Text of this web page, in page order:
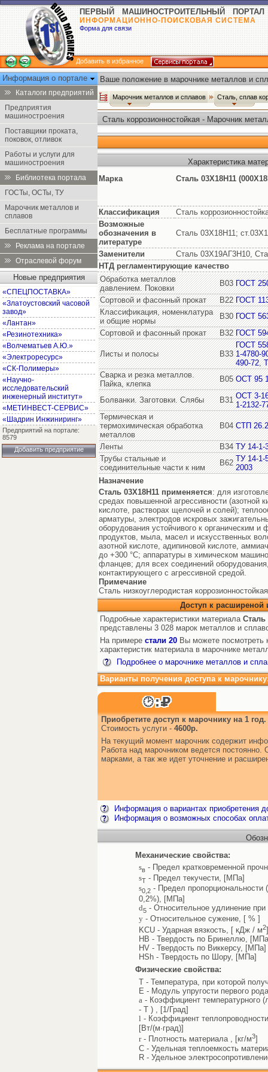
ПЕРВЫЙ МАШИНОСТРОИТЕЛЬНЫЙ ПОРТАЛ
ИНФОРМАЦИОННО-ПОИСКОВАЯ СИСТЕМА
Форма для связи
Добавить в избранное
Информация о портале
Каталоги предприятий
Предприятия
машиностроения
Поставщики проката,
поковок, отливок
Работы и услуги для
машиностроения
Библиотека портала
ГОСТы, ОСТы, ТУ
Марочник металлов и
сплавов
Бесплатные программы
Реклама на портале
Отраслевой форум
Новые предприятия
«СПЕЦПОСТАВКА»
«Златоустовский часовой
завод»
«Лантан»
«Резинотехника»
«Волчематьев А.Ю.»
«Электроресурс»
«СК-Полимеры»
«Научно-
исследовательский
инженерный институт»
«МЕТИНВЕСТ-СЕРВИС»
«Шадрин Инжиниринг»
Предприятий на портале:
8579
Добавить предприятие
Ваше положение в марочнике металлов и
Марочник металлов и сплавов Сталь, сплав
Сталь коррозионностойкая - Марочник
Характеристика
Марка
Сталь 03Х18Н11
Классификация
Сталь
Возможные
обозначения в
литературе
Сталь 03Х18Н11;
Заменители
Сталь 03Х19АГ3Н10,
НТД регламентирующие качество
Обработка металлов
давлением. Поковки
В03 ГОСТ
Сортовой и фасонный прокат
В22 ГОСТ
Классификация, номенклатура
и общие нормы
В30 ГОСТ
Сортовой и фасонный прокат
В32 ГОСТ
Листы и полосы В33
ГОСТ
1-4780-
490-72,
Сварка и резка металлов.
Пайка, клепка
В05 ОСТ 95
Болванки. Заготовки. Слябы В31 ОСТ 3-
1-2132-
Термическая и
термохимическая обработка
металлов
В04 СТП
Ленты В34 ТУ 14-1-
Трубы стальные и
соединительные части к ним
В62 ТУ 14-1-
2003
Назначение
Сталь 03Х18Н11 применяется: для
средах повышенной агрессивности (азотной
кислоте, растворах щелочей и солей);
арматуры, электродов искровых
оборудования устойчивого к органическим
продуктов, мыла, масел и искусственных
азотной кислоте, адипиновой кислоте,
до +300 °С; аппаратуры в химическом
фланцев; для всех соединений
контактирующего с агрессивной средой.
Примечание
Сталь низкоуглеродистая
Доступ к
Подробные характеристики материала Сталь
представлены 3 028 марок металлов и
На примере стали 20 Вы можете посмотреть
характеристик материала в марочнике
Подробнее о марочнике металлов и
Варианты получения доступа к
Приобретите доступ к марочнику на 1 год.
Стоимость услуги - 4600р.
На текущий момент марочник содержит
Работа над марочником ведется постоянно.
марками, а так же идет уточнение и
Информация о вариантах приобретения
Информация о возможных способах
Механические свойства:
sв - Предел кратковременной
sТ- Предел текучести, [МПа]
s0,2- Предел пропорциональности
0,2%), [МПа]
d5- Относительное удлинение
y- Относительное сужение, [ % ]
KCU - Ударная вязкость, [ кДж / м2]
HB - Твердость по Бринеллю,
HV - Твердость по Виккерсу, [МПа]
HSh - Твердость по Шору, [МПа]
Физические свойства:
T - Температура, при которой
E - Модуль упругости первого
a- Коэффициент температурного
- T ) , [1/Град]
l - Коэффициент
[Вт/(м·град)]
r- Плотность материала , [кг/м3]
C - Удельная теплоемкость
R - Удельное